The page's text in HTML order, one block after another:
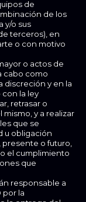
de
de los
y/o sus
terceros), en
o con motivo
o actos de
cabo como
discreción y en la
la ley
retrasar o
y a realizar
que se
u obligación
o futuro,
el cumplimiento
que
responsable a
por la